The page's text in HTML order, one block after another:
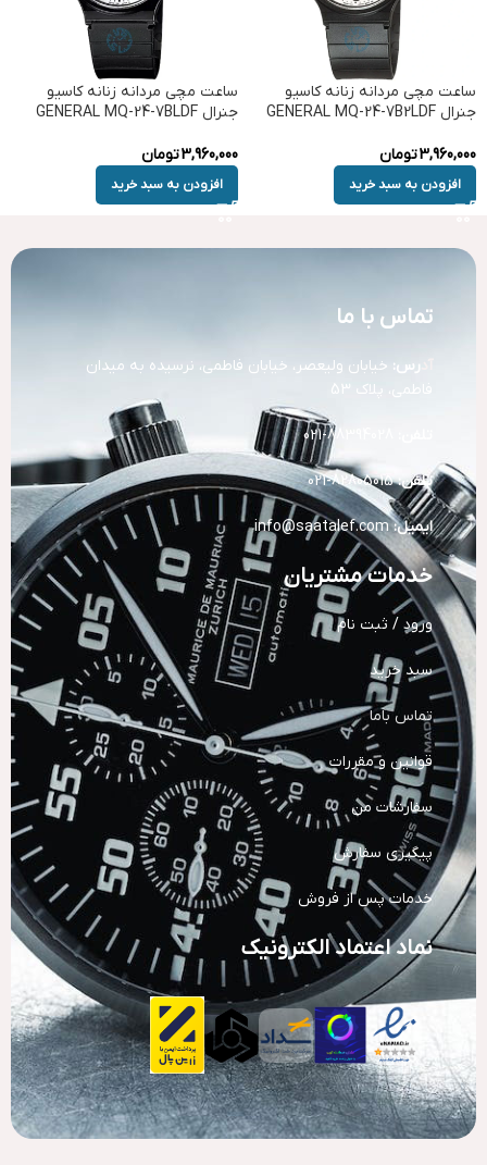
ساعت مچی مردانه زنانه کاسیو
جنرال GENERAL MQ-24-7B2LDF
3,960,000تومان
افزودن به سبد خرید
ساعت مچی مردانه زنانه کاسیو
جنرال GENERAL MQ-24-7BLDF
3,960,000تومان
افزودن به سبد خرید
تماس با ما
رس: خیابان ولیعصر، خیابان فاطمی، نرسیده به میدان
فاطمی، پلاک 53
تلفن:82805015-021
ایمیل: info@saatalef.com
خدمات مشتریان
ورود / ثبت نام
سبد خرید
تماس باما
قوانین و مقررات
سفارشات من
پیگیری سفارش
خدمات پس از فروش
نماد اعتماد الکترونیک